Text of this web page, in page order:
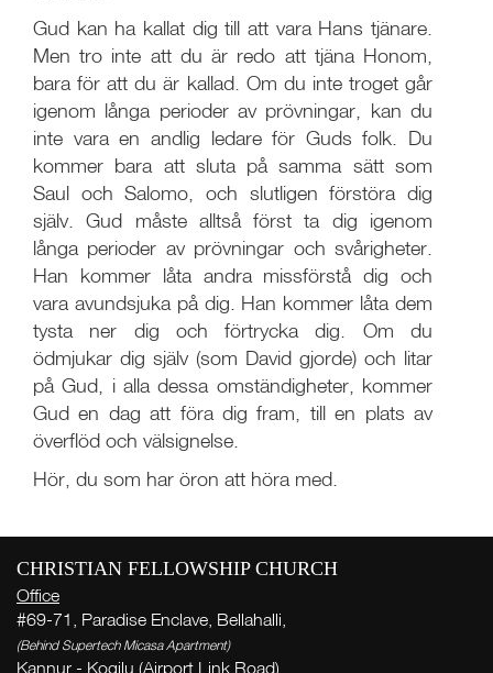
Gud kan ha kallat dig till att vara Hans tjänare.
Men tro inte att du är redo att tjäna Honom,
bara för att du är kallad. Om du inte troget går
igenom långa perioder av prövningar, kan du
inte vara en andlig ledare för Guds folk. Du
kommer bara att sluta på samma sätt som
Saul och Salomo, och slutligen förstöra dig
själv. Gud måste alltså först ta dig igenom
långa perioder av prövningar och svårigheter.
Han kommer låta andra missförstå dig och
vara avundsjuka på dig. Han kommer låta dem
tysta ner dig och förtrycka dig. Om du
ödmjukar dig själv (som David gjorde) och litar
på Gud, i alla dessa omständigheter, kommer
Gud en dag att föra dig fram, till en plats av
överflöd och välsignelse.
Hör, du som har öron att höra med.
CHRISTIAN FELLOWSHIP CHURCH
Office
#69-71, Paradise Enclave, Bellahalli,
(Behind Supertech Micasa Apartment)
Kannur - Kogilu (Airport Link Road),